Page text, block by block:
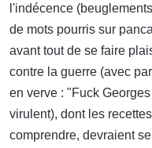
l'indécence
de mots pourris sur
avant tout de se faire
contre la guerre (avec
en verve : "Fuck
virulent), dont les
comprendre, devraient